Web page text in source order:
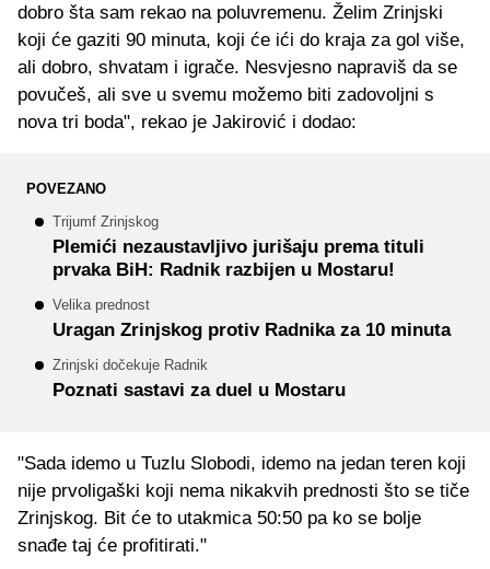
dobro šta sam rekao na poluvremenu. Želim Zrinjski
koji će gaziti 90 minuta, koji će ići do kraja za gol više,
ali dobro, shvatam i igrače. Nesvjesno napraviš da se
povučeš, ali sve u svemu možemo biti zadovoljni s
nova tri boda", rekao je Jakirović i dodao:
POVEZANO
Trijumf Zrinjskog
Plemići nezaustavljivo jurišaju prema tituli
prvaka BiH: Radnik razbijen u Mostaru!
Velika prednost
Uragan Zrinjskog protiv Radnika za 10 minuta
Zrinjski dočekuje Radnik
Poznati sastavi za duel u Mostaru
"Sada idemo u Tuzlu Slobodi, idemo na jedan teren koji
nije prvoligaški koji nema nikakvih prednosti što se tiče
Zrinjskog. Bit će to utakmica 50:50 pa ko se bolje
snađe taj će profitirati."